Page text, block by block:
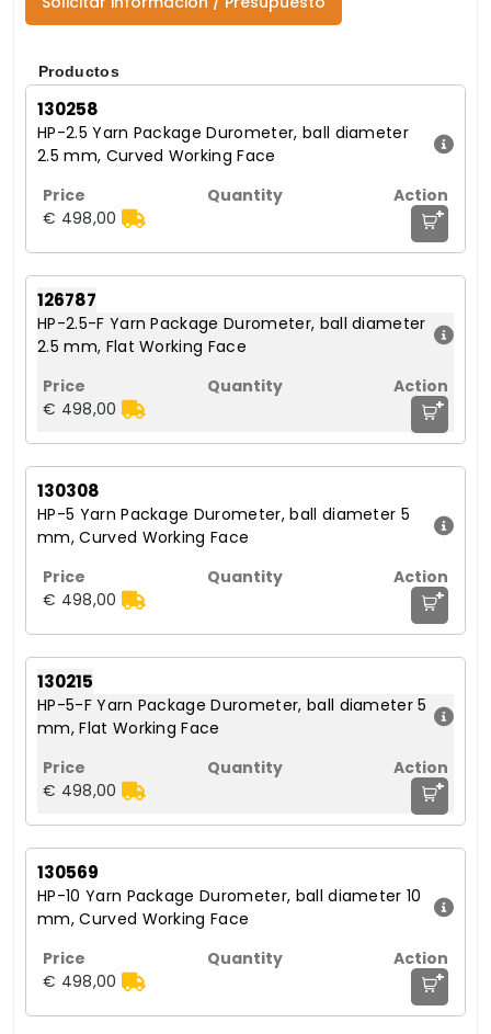
Productos
130258
HP-2.5 Yarn Package Durometer, ball diameter
2.5 mm, Curved Working Face
€ 498,00 +
126787
HP-2.5-F Yarn Package Durometer, ball diameter
2.5 mm, Flat Working Face
€ 498,00 +
130308
HP-5 Yarn Package Durometer, ball diameter 5
mm, Curved Working Face
€ 498,00 +
130215
HP-5-F Yarn Package Durometer, ball diameter 5
mm, Flat Working Face
€ 498,00 +
130569
HP-10 Yarn Package Durometer, ball diameter 10
mm, Curved Working Face
€ 498,00 +